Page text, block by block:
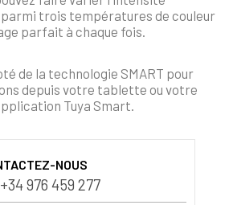
trois températures de couleur
parfait à chaque fois.
de la technologie SMART pour
depuis votre tablette ou votre
Tuya Smart.
NOUS
+34 976 459 277